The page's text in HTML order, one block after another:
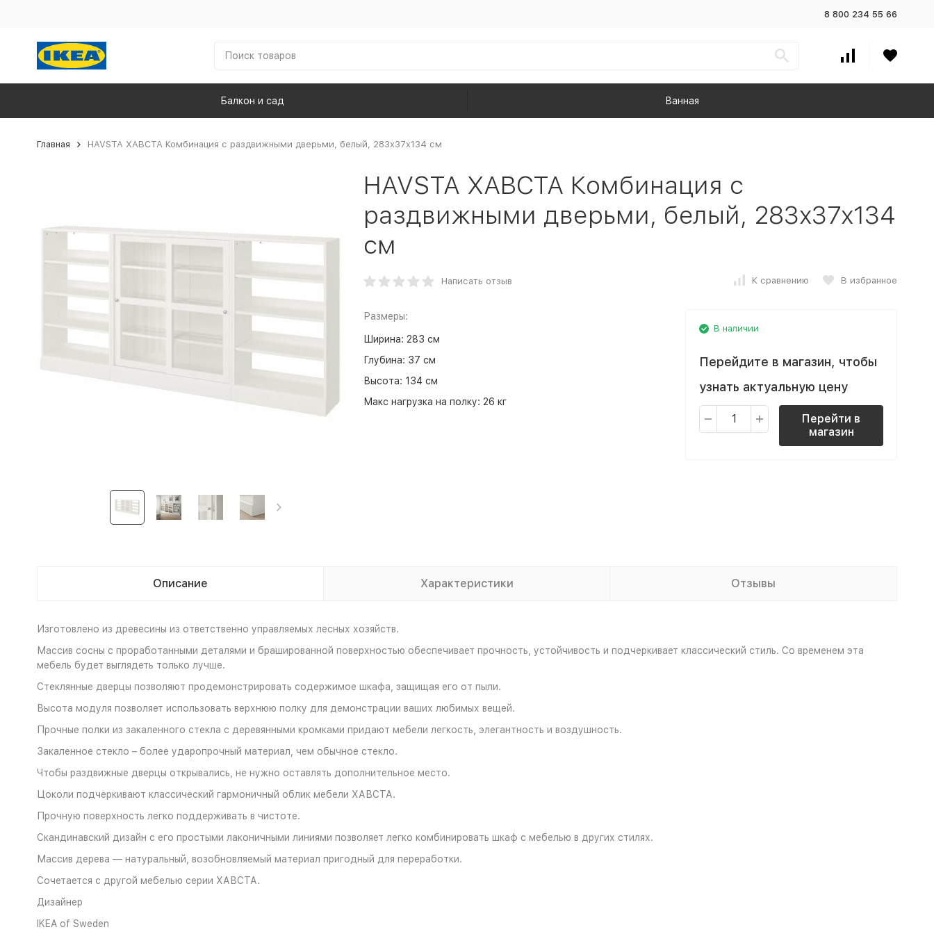
8 800 234 55 66
Балкон и сад Ванная
Главная HAVSTA ХАВСТА Комбинация с раздвижными дверьми, белый, 283x37x134 см
HAVSTA ХАВСТА Комбинация с
раздвижными дверьми, белый, 283x37x134
см
Написать отзыв К сравнению В избранное
Размеры:
Ширина: 283 см
Глубина: 37 см
Высота: 134 см
Макс нагрузка на полку: 26 кг
В наличии
Перейдите в магазин, чтобы
узнать актуальную цену
Перейти в
магазин
Описание Характеристики Отзывы
Изготовлено из древесины из ответственно управляемых лесных хозяйств.
Массив сосны с проработанными деталями и брашированной поверхностью обеспечивает прочность, устойчивость и подчеркивает классический стиль. Со временем эта
мебель будет выглядеть только лучше.
Стеклянные дверцы позволяют продемонстрировать содержимое шкафа, защищая его от пыли.
Высота модуля позволяет использовать верхнюю полку для демонстрации ваших любимых вещей.
Прочные полки из закаленного стекла с деревянными кромками придают мебели легкость, элегантность и воздушность.
Закаленное стекло – более ударопрочный материал, чем обычное стекло.
Чтобы раздвижные дверцы открывались, не нужно оставлять дополнительное место.
Цоколи подчеркивают классический гармоничный облик мебели ХАВСТА.
Прочную поверхность легко поддерживать в чистоте.
Скандинавский дизайн с его простыми лаконичными линиями позволяет легко комбинировать шкаф с мебелью в других стилях.
Массив дерева — натуральный, возобновляемый материал пригодный для переработки.
Сочетается с другой мебелью серии ХАВСТА.
Дизайнер
IKEA of Sweden